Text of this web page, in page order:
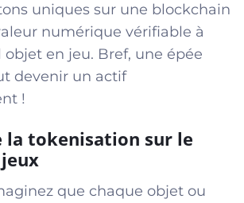
uniques sur une blockchain
numérique vérifiable à
en jeu. Bref, une épée
devenir un actif
!
la tokenisation sur le
que chaque objet ou